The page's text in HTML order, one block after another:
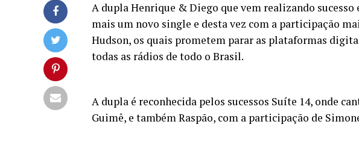
A dupla Henrique & Diego que vem realizando
mais um novo single e desta vez com a participação
Hudson, os quais prometem parar as plataformas
todas as rádios de todo o Brasil.
A dupla é reconhecida pelos sucessos Suíte 14, onde
Guimê, e também Raspão, com a participação de